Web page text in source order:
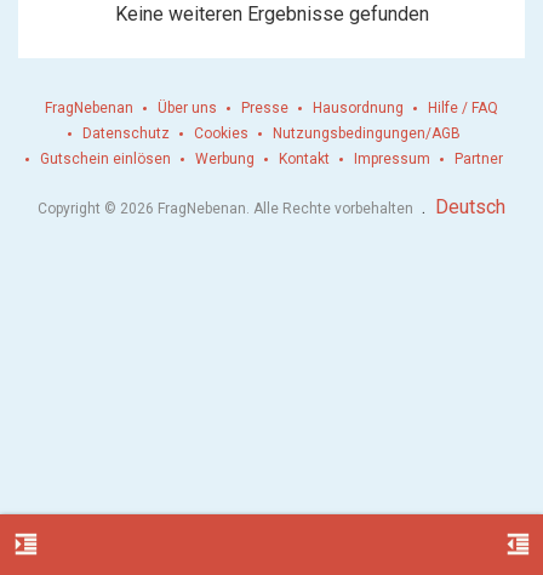
Keine weiteren Ergebnisse gefunden
format_indent_increase format_indent_decrease
FragNebenan Über uns Presse Hausordnung
Hilfe / FAQ
Datenschutz
Cookies
Nutzungsbedingungen/AGB
Gutschein einlösen
Werbung Kontakt Impressum Partner
Copyright © 2026 FragNebenan. Alle Rechte vorbehalten . Deutsch